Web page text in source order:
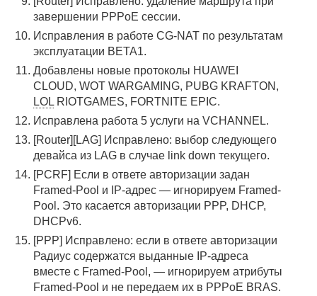
завершении PPPoE сессии.
Исправления в работе CG-NAT по результатам
эксплуатации BETA1.
Добавлены новые протоколы HUAWEI
CLOUD, WOT WARGAMING, PUBG KRAFTON,
LOL RIOTGAMES, FORTNITE EPIC.
Исправлена работа 5 услуги на VCHANNEL.
[Router][LAG] Исправлено: выбор следующего
девайса из LAG в случае link down текущего.
[PCRF] Если в ответе авторизации задан
Framed-Pool и IP-адрес — игнорируем Framed-
Pool. Это касается авторизации PPP, DHCP,
DHCPv6.
[PPP] Исправлено: если в ответе авторизации
Радиус содержатся выданные IP-адреса
вместе с Framed-Pool, — игнорируем атрибуты
Framed-Pool и не передаем их в PPPoE BRAS.